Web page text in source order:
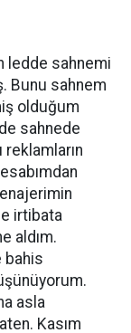
ledde sahnemi
Bunu sahnem
olduğum
sahnede
irtibata
aldım.
bahis
asla
Kasım